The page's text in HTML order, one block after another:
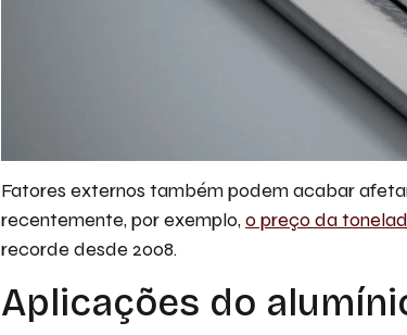
Fatores externos também podem acabar
recentemente, por exemplo,o preço da
recorde desde 2008.
Aplicações do